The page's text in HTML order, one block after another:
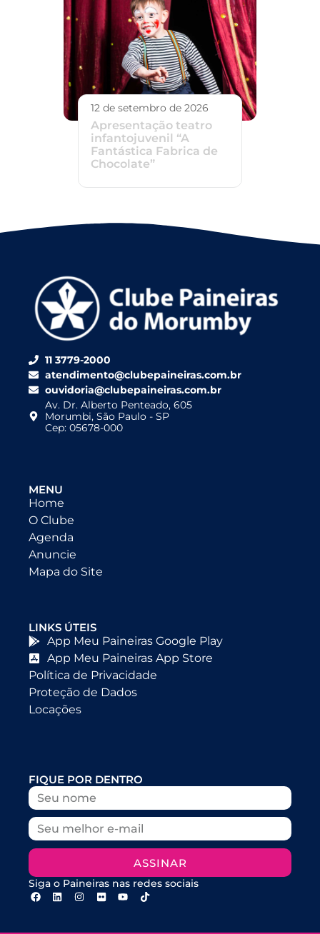
12 de setembro de 2026
Apresentação teatro
infantojuvenil “A
Fantástica Fabrica de
Chocolate”
11 3779-2000
atendimento@clubepaineiras.com.br
ouvidoria@clubepaineiras.com.br
Av. Dr. Alberto Penteado, 605
Morumbi, São Paulo - SP
Cep: 05678-000
MENU
Home
O Clube
Agenda
Anuncie
Mapa do Site
LINKS ÚTEIS
App Meu Paineiras Google Play
App Meu Paineiras App Store
Política de Privacidade
Proteção de Dados
Locações
FIQUE POR DENTRO
ASSINAR
Siga o Paineiras nas redes sociais